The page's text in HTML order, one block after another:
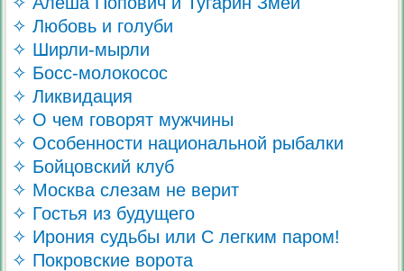
✧ Любовь и голуби
✧ Ширли-мырли
✧ Босс-молокосос
✧ Ликвидация
✧ О чем говорят мужчины
✧ Особенности национальной рыбалки
✧ Бойцовский клуб
✧ Москва слезам не верит
✧ Гостья из будущего
✧ Ирония судьбы или С легким паром!
✧ Покровские ворота